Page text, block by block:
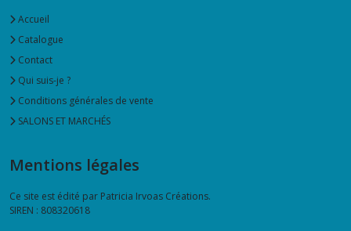
Accueil
Catalogue
Contact
Qui suis-je ?
Conditions générales de vente
SALONS ET MARCHÉS
Mentions légales
Ce site est édité par Patricia Irvoas Créations.
SIREN : 808320618